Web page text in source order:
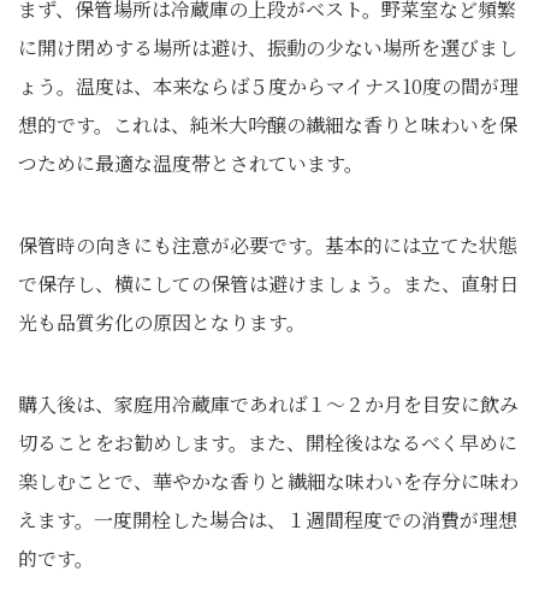
まず、保管場所は冷蔵庫の上段がベスト。野菜室など頻繁
に開け閉めする場所は避け、振動の少ない場所を選びまし
ょう。温度は、本来ならば５度からマイナス10度の間が理
想的です。これは、純米大吟醸の繊細な香りと味わいを保
つために最適な温度帯とされています。
保管時の向きにも注意が必要です。基本的には立てた状態
で保存し、横にしての保管は避けましょう。また、直射日
光も品質劣化の原因となります。
購入後は、家庭用冷蔵庫であれば１～２か月を目安に飲み
切ることをお勧めします。また、開栓後はなるべく早めに
楽しむことで、華やかな香りと繊細な味わいを存分に味わ
えます。一度開栓した場合は、１週間程度での消費が理想
的です。